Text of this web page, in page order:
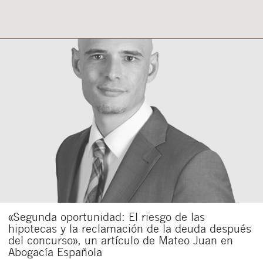
«Segunda oportunidad: El riesgo de las
hipotecas y la reclamación de la deuda después
del concurso», un artículo de Mateo Juan en
Abogacía Española